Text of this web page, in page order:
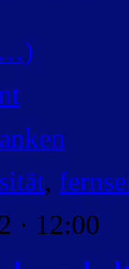
…)
,
· 12:00